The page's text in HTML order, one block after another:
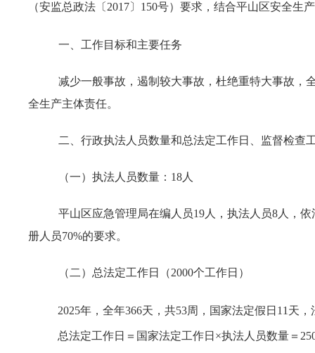
（安监总政法〔2017〕150号）要求，结合平山区安全
一、工作目标和主要任务
减少一般事故，遏制较大事故，杜绝重特大事故，
全生产主体责任。
二、行政执法人员数量和总法定工作日、监督检查
（一）执法人员数量：18人
平山区应急管理局在编人员19人，执法人员8人，
册人员70%的要求。
（二）总法定工作日（2000个工作日）
2025年，全年366天，共53周，国家法定假日11天
总法定工作日＝国家法定工作日×执法人员数量＝